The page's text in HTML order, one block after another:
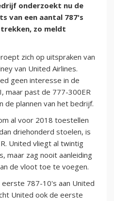
onderzoekt nu de
van een aantal 787's
trekken, zo meldt
zich op uitspraken van
van United Airlines.
geen interesse in de
maar past de 777-300ER
de plannen van het bedrijf.
al voor 2018 toestellen
driehonderd stoelen, is
United vliegt al twintig
maar zag nooit aanleiding
de vloot toe te voegen.
eerste 787-10's aan United
United ook de eerste